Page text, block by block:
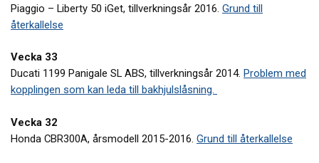
Piaggio – Liberty 50 iGet, tillverkningsår 2016. Grund till
återkallelse
Vecka 33
Ducati 1199 Panigale SL ABS, tillverkningsår 2014. Problem med
kopplingen som kan leda till bakhjulslåsning.
Vecka 32
Honda CBR300A, årsmodell 2015-2016. Grund till återkallelse